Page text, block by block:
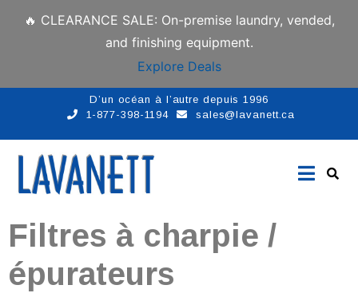
🔥 CLEARANCE SALE: On-premise laundry, vended,
and finishing equipment.
Explore Deals
D’un océan à l’autre depuis 1996
1-877-398-1194
sales@lavanett.ca
Filtres à charpie /
épurateurs